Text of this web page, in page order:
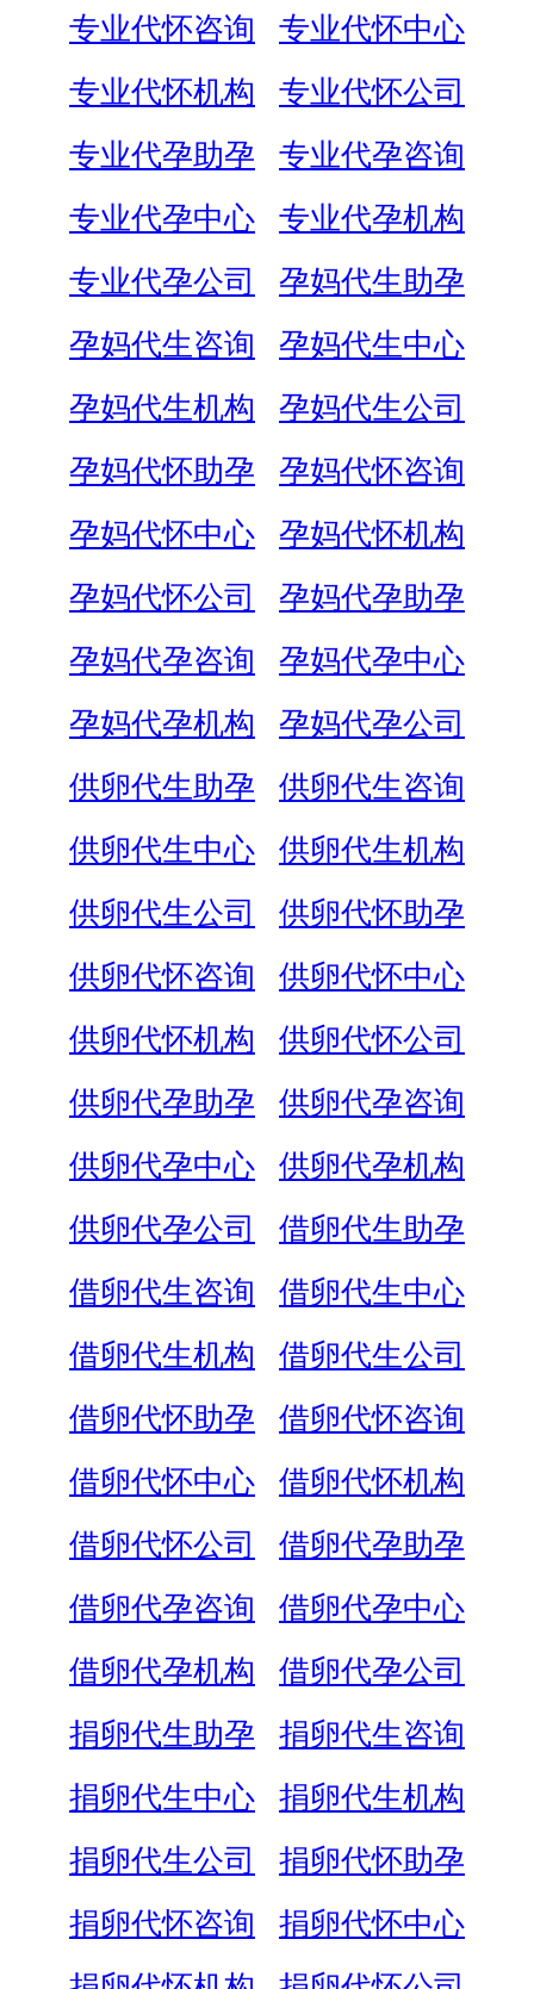
专业代怀咨询
专业代怀中心
专业代怀机构
专业代怀公司
专业代孕助孕
专业代孕咨询
专业代孕中心
专业代孕机构
专业代孕公司
孕妈代生助孕
孕妈代生咨询
孕妈代生中心
孕妈代生机构
孕妈代生公司
孕妈代怀助孕
孕妈代怀咨询
孕妈代怀中心
孕妈代怀机构
孕妈代怀公司
孕妈代孕助孕
孕妈代孕咨询
孕妈代孕中心
孕妈代孕机构
孕妈代孕公司
供卵代生助孕
供卵代生咨询
供卵代生中心
供卵代生机构
供卵代生公司
供卵代怀助孕
供卵代怀咨询
供卵代怀中心
供卵代怀机构
供卵代怀公司
供卵代孕助孕
供卵代孕咨询
供卵代孕中心
供卵代孕机构
供卵代孕公司
借卵代生助孕
借卵代生咨询
借卵代生中心
借卵代生机构
借卵代生公司
借卵代怀助孕
借卵代怀咨询
借卵代怀中心
借卵代怀机构
借卵代怀公司
借卵代孕助孕
借卵代孕咨询
借卵代孕中心
借卵代孕机构
借卵代孕公司
捐卵代生助孕
捐卵代生咨询
捐卵代生中心
捐卵代生机构
捐卵代生公司
捐卵代怀助孕
捐卵代怀咨询
捐卵代怀中心